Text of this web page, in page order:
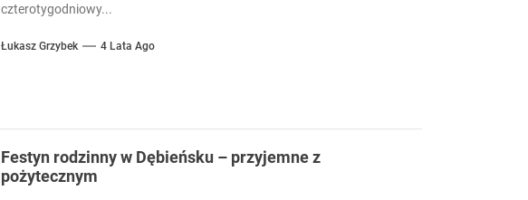
czterotygodniowy...
Łukasz Grzybek 4 Lata Ago
￼Festyn rodzinny w Dębieńsku – przyjemne z
pożytecznym